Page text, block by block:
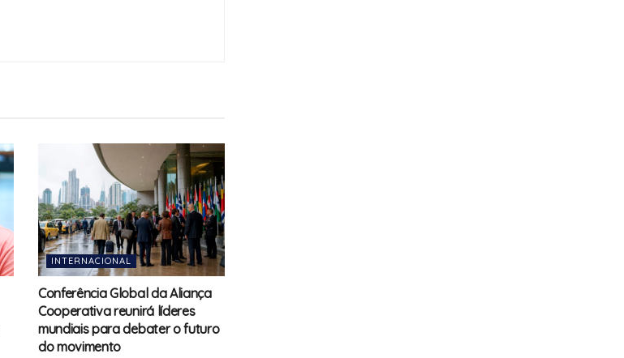
INTERNACIONAL
Conferência Global da Aliança
Cooperativa reunirá líderes
mundiais para debater o futuro
do movimento